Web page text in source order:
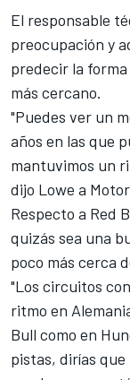
El responsable
preocupación y
predecir la
más cercano.
"Puedes ver un
años en las que
mantuvimos un
dijo Lowe a
Respecto a Red
quizás sea una
poco más cerca
"Los circuitos
ritmo en
Bull como en
pistas, dirías